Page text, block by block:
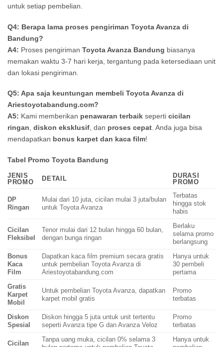
untuk setiap pembelian.
Q4: Berapa lama proses pengiriman Toyota Avanza di
Bandung?
A4: Proses pengiriman Toyota Avanza Bandung biasanya
memakan waktu 3-7 hari kerja, tergantung pada ketersediaan unit
dan lokasi pengiriman.
Q5: Apa saja keuntungan membeli Toyota Avanza di
Ariestoyotabandung.com?
A5: Kami memberikan penawaran terbaik seperti cicilan
ringan, diskon eksklusif, dan proses cepat. Anda juga bisa
mendapatkan bonus karpet dan kaca film!
Tabel Promo Toyota Bandung
JENIS
PROMO
DETAIL
DURASI
PROMO
DP
Ringan
Mulai dari 10 juta, cicilan mulai 3 juta/bulan
untuk Toyota Avanza
Terbatas
hingga stok
habis
Cicilan
Fleksibel
Tenor mulai dari 12 bulan hingga 60 bulan,
dengan bunga ringan
Berlaku
selama promo
berlangsung
Bonus
Kaca
Film
Dapatkan kaca film premium secara gratis
untuk pembelian Toyota Avanza di
Ariestoyotabandung.com
Hanya untuk
30 pembeli
pertama
Gratis
Karpet
Mobil
Untuk pembelian Toyota Avanza, dapatkan
karpet mobil gratis
Promo
terbatas
Diskon
Spesial
Diskon hingga 5 juta untuk unit tertentu
seperti Avanza tipe G dan Avanza Veloz
Promo
terbatas
Cicilan
Tanpa uang muka, cicilan 0% selama 3
Hanya untuk